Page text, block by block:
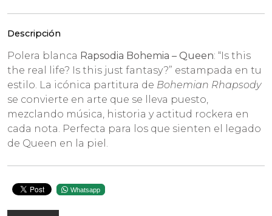
Descripción
Polera blanca Rapsodia Bohemia – Queen: “Is this
the real life? Is this just fantasy?” estampada en tu
estilo. La icónica partitura de Bohemian Rhapsody
se convierte en arte que se lleva puesto,
mezclando música, historia y actitud rockera en
cada nota. Perfecta para los que sienten el legado
de Queen en la piel.
Whatsapp